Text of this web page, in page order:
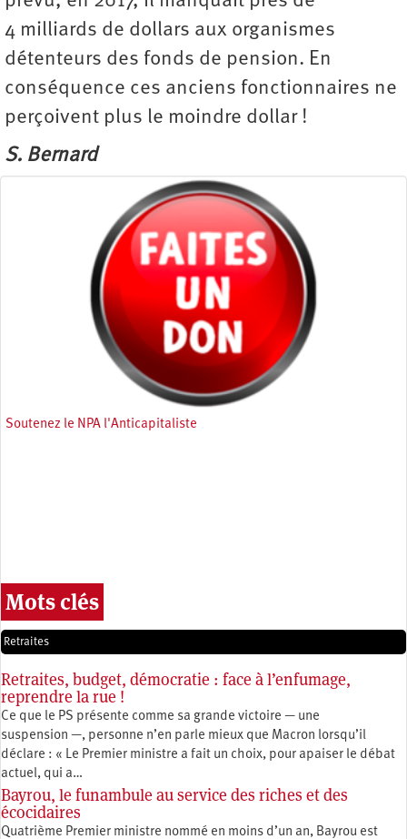
4 milliards de dollars aux organismes
détenteurs des fonds de pension. En
conséquence ces anciens fonctionnaires ne
perçoivent plus le moindre dollar !
S. Bernard
Soutenez le NPA l'Anticapitaliste
Mots clés
Retraites
Retraites, budget, démocratie : face à l’enfumage,
reprendre la rue !
Ce que le PS présente comme sa grande victoire — une
suspension —, personne n’en parle mieux que Macron lorsqu’il
déclare : « Le Premier ministre a fait un choix, pour apaiser le débat
actuel, qui a…
Bayrou, le funambule au service des riches et des
écocidaires
Quatrième Premier ministre nommé en moins d’un an, Bayrou est